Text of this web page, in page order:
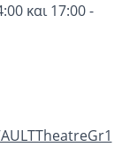
και 17:00 -